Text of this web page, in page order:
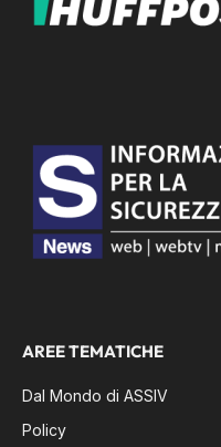
AREE TEMATICHE
Dal Mondo di ASSIV
Policy